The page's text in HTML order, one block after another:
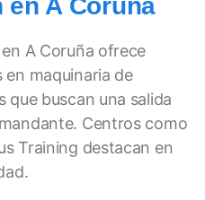
A Coruña
A Coruña ofrece
en maquinaria de
buscan una salida
Centros como
Training destacan en